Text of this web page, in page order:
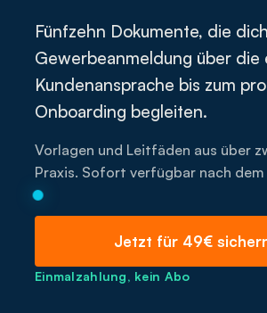
Fünfzehn Dokumente, die
Gewerbeanmeldung über die
Kundenansprache bis zum
Onboarding begleiten.
Vorlagen und Leitfäden aus über
Praxis. Sofort verfügbar nach dem
Jetzt für 49€
Einmalzahlung, kein Abo